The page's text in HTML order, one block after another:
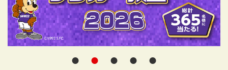
● ● ● ● ●